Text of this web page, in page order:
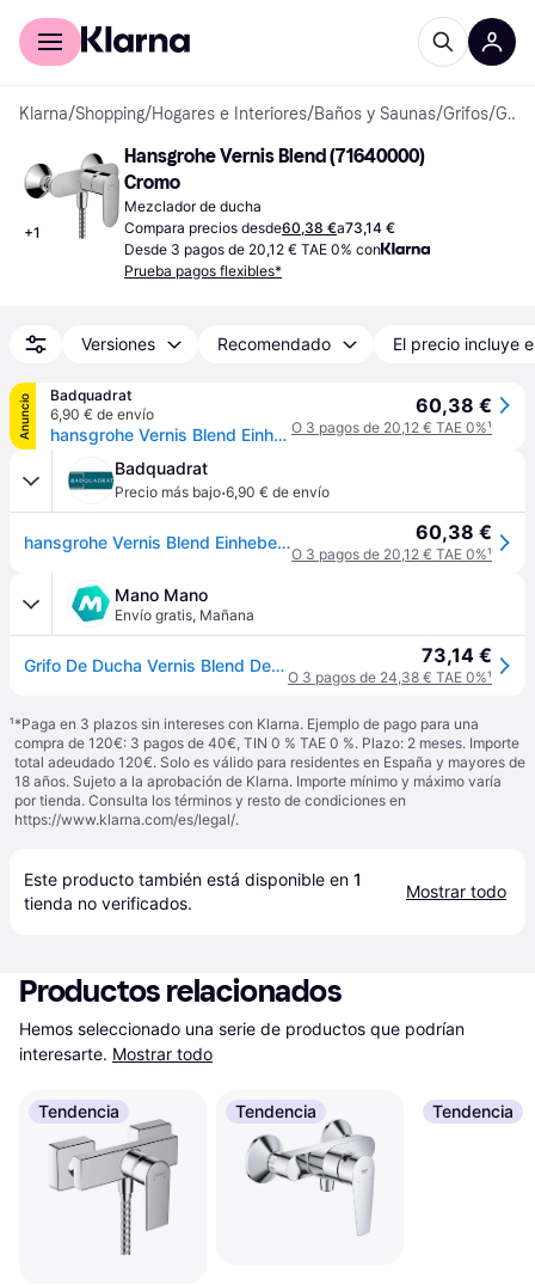
Comprar con Klarna
Klarna/Shopping/Hogares e Interiores/Baños y Saunas/Grifos/ Grifos de Bañera y Ducha
+1
Hansgrohe Vernis Blend (71640000)
Cromo
Mezclador de ducha
Compara precios desde60,38 €a73,14 €
Desde 3 pagos de 20,12 € TAE 0% con
Prueba pagos flexibles*
Versiones Recomendado El precio incluye
Anuncio
Badquadrat
6,90 € de envío
hansgrohe Vernis Blend Einhebel-Duscharmatur Aufputz, 71640000
60,38 €
O 3 pagos de 20,12 € TAE 0%¹
Badquadrat
Precio más bajo·6,90 € de envío
hansgrohe Vernis Blend Einhebel-Duscharmatur Aufputz, 71640000 60,38 €
O 3 pagos de 20,12 € TAE 0%¹
Mano Mano
Envío gratis, Mañana
Grifo De Ducha Vernis Blend De Hansgrohe Cromado 73,14 €
O 3 pagos de 24,38 € TAE 0%¹
¹*Paga en 3 plazos sin intereses con Klarna. Ejemplo de pago para una
compra de 120€: 3 pagos de 40€, TIN 0 % TAE 0 %. Plazo: 2 meses. Importe
total adeudado 120€. Solo es válido para residentes en España y mayores de
18 años. Sujeto a la aprobación de Klarna. Importe mínimo y máximo varía
por tienda. Consulta los términos y resto de condiciones en
https://www.klarna.com/es/legal/.
Este producto también está disponible en 1
tienda no verificados.
Mostrar todo
Productos relacionados
Hemos seleccionado una serie de productos que podrían
interesarte. Mostrar todo
Tendencia Tendencia Tendencia